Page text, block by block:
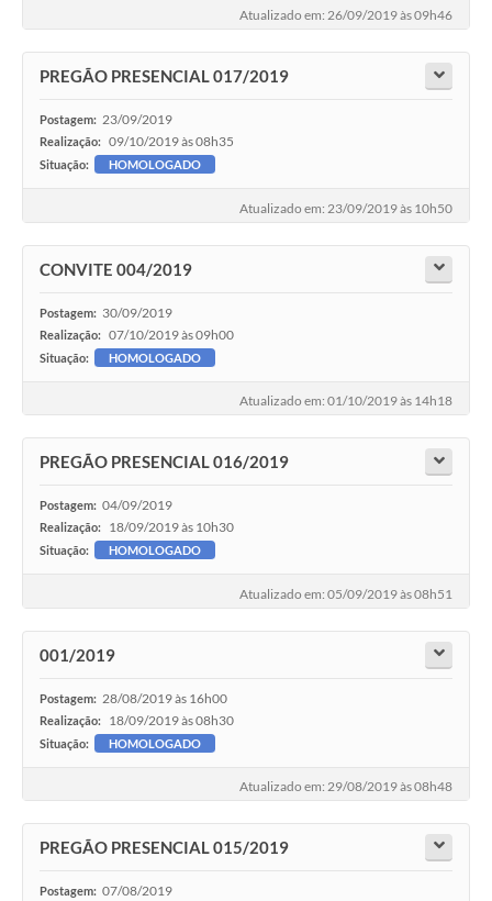
Atualizado em: 26/09/2019 às 09h46
PREGÃO PRESENCIAL 017/2019
Postagem: 23/09/2019
Realização: 09/10/2019 às 08h35
Situação: HOMOLOGADO
Atualizado em: 23/09/2019 às 10h50
CONVITE 004/2019
Postagem: 30/09/2019
Realização: 07/10/2019 às 09h00
Situação: HOMOLOGADO
Atualizado em: 01/10/2019 às 14h18
PREGÃO PRESENCIAL 016/2019
Postagem: 04/09/2019
Realização: 18/09/2019 às 10h30
Situação: HOMOLOGADO
Atualizado em: 05/09/2019 às 08h51
001/2019
Postagem: 28/08/2019 às 16h00
Realização: 18/09/2019 às 08h30
Situação: HOMOLOGADO
Atualizado em: 29/08/2019 às 08h48
PREGÃO PRESENCIAL 015/2019
Postagem: 07/08/2019